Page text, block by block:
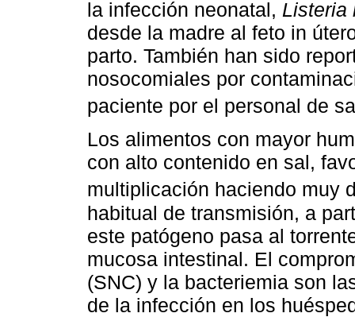
la infección neonatal, Listeria
desde la madre al feto in
parto. También han sido
nosocomiales por
paciente por el personal de
Los alimentos con mayor
con alto contenido en sal,
multiplicación haciendo muy
habitual de transmisión, a
este patógeno pasa al
mucosa intestinal. El
(SNC) y la bacteriemia son
de la infección en los